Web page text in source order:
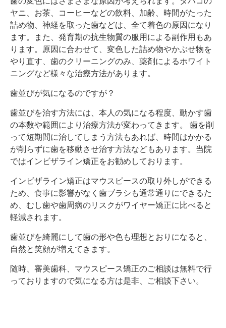
ヤニ、お茶、コーヒーなどの飲料、加齢、時間がたった
詰め物、神経を取った歯などは、全て着色の原因になり
ます。また、発育期の抗生物質の服用による副作用もあ
ります。原因に合わせて、変色した詰め物やかぶせ物を
やり直す、歯のクリーニングのみ、薬剤によるホワイト
ニングなど様々な治療方法があります。
歯並びが気になるのですが？
歯並びを治す方法には、本人の気になる程度、動かす歯
の本数や範囲により治療方法が変わってきます。 歯を削
って短期間に治してしまう方法もあれば、時間はかかる
が削らずに歯を移動させ治す方法などもあります。当院
ではインビザライン矯正をお勧めしております。
インビザライン矯正はマウスピースの取り外しができる
ため、食事に影響がなく歯ブラシも通常通りにできるた
め、むし歯や歯周病のリスクがワイヤー矯正に比べると
軽減されます。
歯並びを綺麗にして歯の形や色も理想とおりになると、
自然と笑顔が増えてきます。
随時、審美歯科、マウスピース矯正のご相談は無料で行
っておりますので気になる方は是非、ご相談下さい。